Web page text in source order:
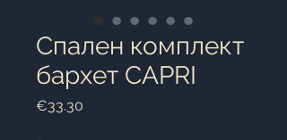
Спален комплект
бархет CAPRI
€33.30